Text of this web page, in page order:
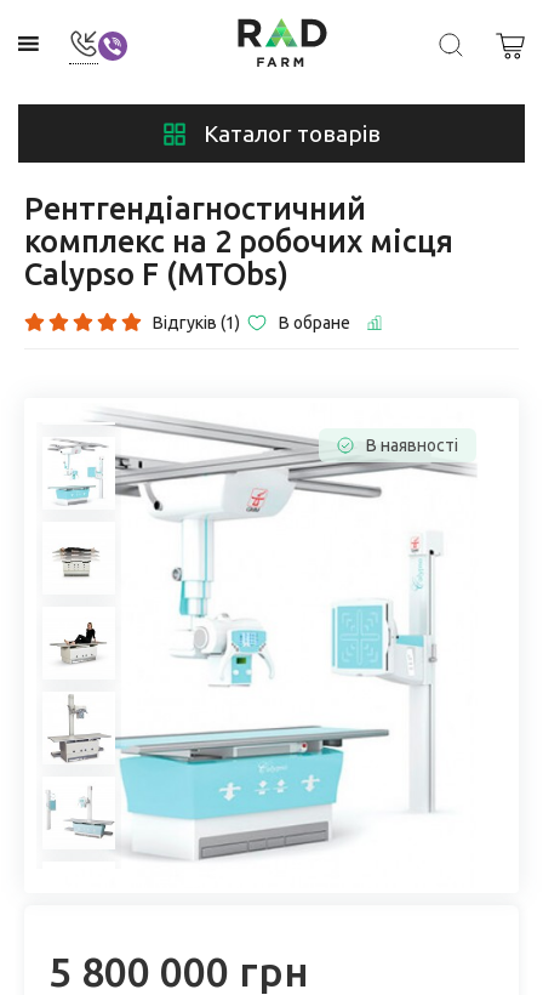
Каталог товарів
Рентгендіагностичний
комплекс на 2 робочих місця
Calypso F (MTObs)
Відгуків (1) В обране
В наявності
5 800 000 грн